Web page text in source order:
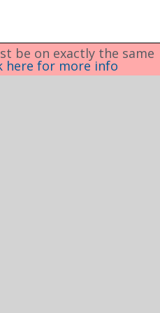
Δημοτική
αστυνομία
be on exactly the same
here for more info